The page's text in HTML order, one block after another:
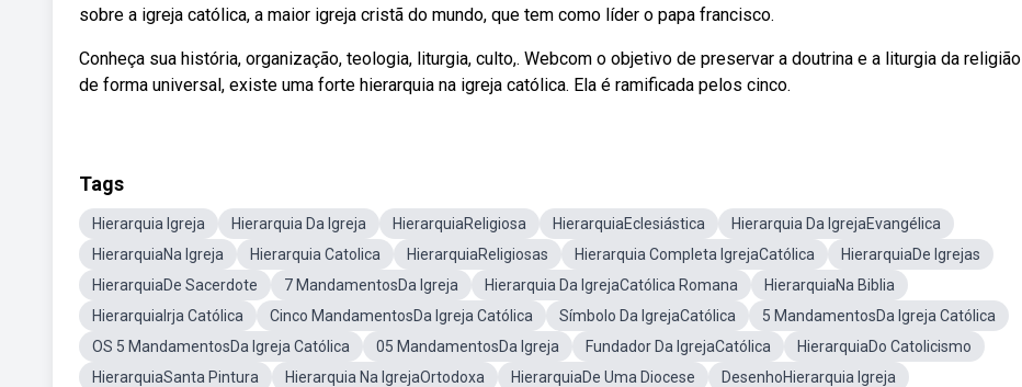
sobre a igreja católica, a maior igreja cristã do mundo, que tem como líder o papa francisco.
Conheça sua história, organização, teologia, liturgia, culto,. Webcom o objetivo de preservar a doutrina e a liturgia da religião
de forma universal, existe uma forte hierarquia na igreja católica. Ela é ramificada pelos cinco.
Tags
Hierarquia Igreja Hierarquia Da Igreja HierarquiaReligiosa HierarquiaEclesiástica
Hierarquia Da IgrejaEvangélica
HierarquiaNa Igreja
Hierarquia Catolica HierarquiaReligiosas Hierarquia Completa IgrejaCatólica
HierarquiaDe Igrejas
HierarquiaDe Sacerdote
7 MandamentosDa Igreja Hierarquia Da IgrejaCatólica Romana
HierarquiaNa Biblia
HierarquiaIrja Católica
Cinco MandamentosDa Igreja Católica Símbolo Da IgrejaCatólica
5 MandamentosDa Igreja Católica
OS 5 MandamentosDa Igreja Católica
05 MandamentosDa Igreja Fundador Da IgrejaCatólica
HierarquiaDo Catolicismo
HierarquiaSanta Pintura
Hierarquia Na IgrejaOrtodoxa HierarquiaDe Uma Diocese
DesenhoHierarquia Igreja